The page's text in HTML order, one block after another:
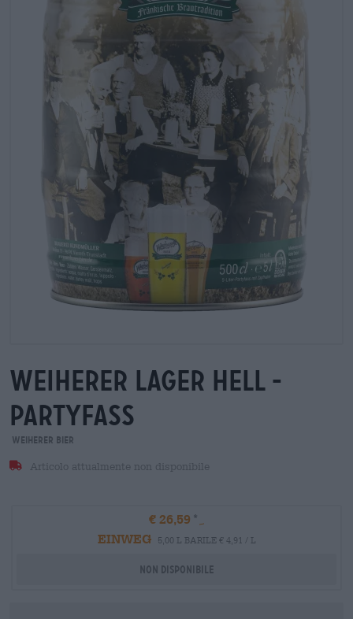
weiherer lager hell -
partyfass
Weiherer Bier
Articolo attualmente non disponibile
€ 26,59
EINWEG
5,00 L BARILE € 4,91 / L
Non disponibile